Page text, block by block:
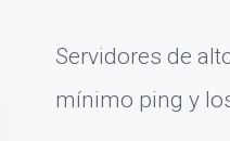
Servidores de
mínimo ping y